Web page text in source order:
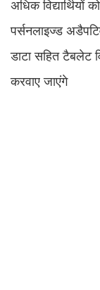
अधिक
पर्सनलाइज्ड
डाटा सहित टैबलेट
करवाए जाएंगे